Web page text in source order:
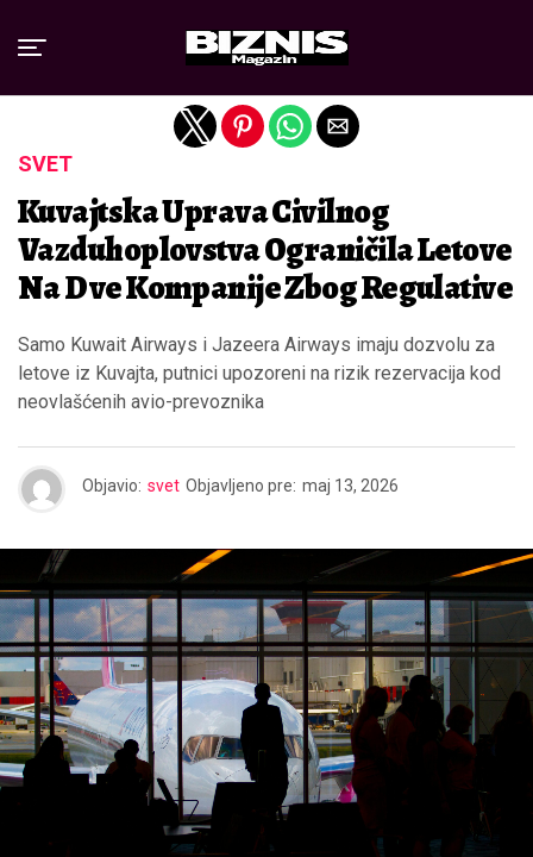
SVET
Kuvajtska Uprava Civilnog
Vazduhoplovstva Ograničila Letove
Na Dve Kompanije Zbog Regulative
Samo Kuwait Airways i Jazeera Airways imaju dozvolu za
letove iz Kuvajta, putnici upozoreni na rizik rezervacija kod
neovlašćenih avio-prevoznika
Objavio: svet Objavljeno pre: maj 13, 2026
Exit mobile version